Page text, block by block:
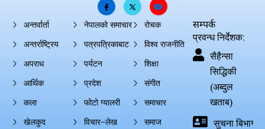
अन्तर्वार्ता
अन्तर्राष्ट्रिय
अपराध
आर्थिक
कला
खेलकुद
नेपालको समाचार
पत्रपत्रिकाबाट
पर्यटन
प्रदेश
फोटो ग्यालरी
विचार–लेख
रोचक
विश्व राजनीति
शिक्षा
संगीत
समाचार
समाज
सम्पर्क
प्रवन्ध निर्देशक:
सैहैन्सा
सिद्धिकी
(अब्दुल
खताब)
सुचना बिभाग